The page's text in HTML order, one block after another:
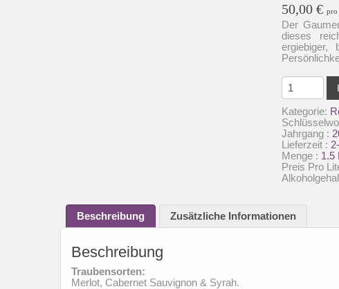
50,00 € pro
Der
dieses
ergiebiger,
Chateau
St.
Thomas-
Le
Chateau
Red
Magnum
Menge
Kategorie:
Jahrgang :
Lieferzeit :
Menge : 1.5
Preis Pro
Beschreibung Zusätzliche Informationen
Beschreibung
Traubensorten:
Merlot, Cabernet Sauvignon & Syrah.